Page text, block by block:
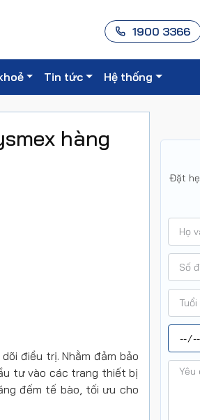
1900 3366
Tin tức Hệ thống
hàng
điều trị. Nhằm đảm bảo
tư vào các trang thiết bị
đếm tế bào, tối ưu cho
Đặt